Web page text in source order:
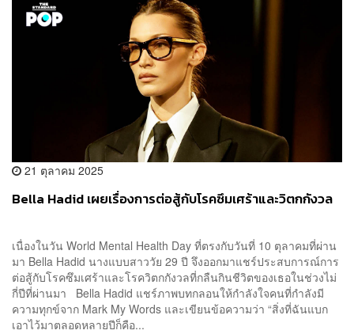
21 ตุลาคม 2025
Bella Hadid เผยเรื่องการต่อสู้กับโรคซึมเศร้าและวิตกกังวล
เนื่องในวัน World Mental Health Day ที่ตรงกับวันที่ 10 ตุลาคมที่ผ่าน
มา Bella Hadid นางแบบสาววัย 29 ปี จึงออกมาแชร์ประสบการณ์การ
ต่อสู้กับโรคซึมเศร้าและโรควิตกกังวลที่กลืนกินชีวิตของเธอในช่วงไม่
กี่ปีที่ผ่านมา Bella Hadid แชร์ภาพบทกลอนให้กำลังใจคนที่กำลังมี
ความทุกข์จาก Mark My Words และเขียนข้อความว่า “สิ่งที่ฉันแบก
เอาไว้มาตลอดหลายปีก็คือ...